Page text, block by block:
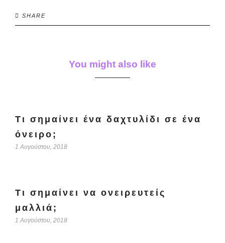
SHARE
You might also like
Τι σημαίνει ένα δαχτυλίδι σε ένα
όνειρο;
1 Αυγούστου, 2018
Τι σημαίνει να ονειρευτείς
μαλλιά;
1 Αυγούστου, 2018